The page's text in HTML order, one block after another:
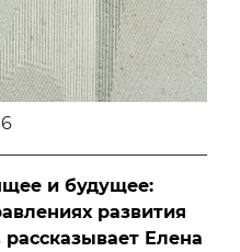
и будущее:
развития
Елена